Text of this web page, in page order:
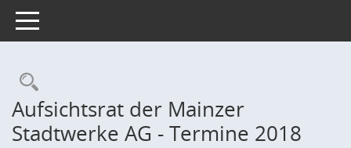
Toggle navigation
Rechercheauswahl
Aufsichtsrat der Mainzer
Stadtwerke AG - Termine 2018